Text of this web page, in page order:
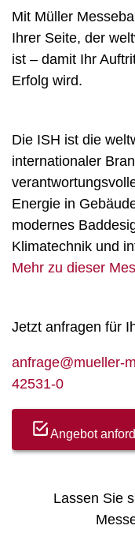
Mit Müller
Ihrer Seite, der
ist – damit Ihr
Erfolg wird.
Die ISH ist die
internationaler
Energie in
modernes
Klimatechnik und
Mehr zu dieser
Jetzt anfragen für
anfrage@mueller-
42531-0
Angebot
Lassen Sie